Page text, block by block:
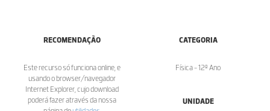
RECOMENDAÇÃO
Este recurso só funciona online, e
usando o browser/navegador
Internet Explorer, cujo download
poderá fazer através da nossa
CATEGORIA
Física - 12º Ano
UNIDADE